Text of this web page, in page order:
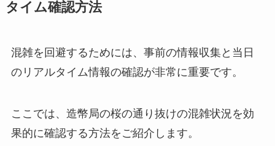
タイム確認方法
混雑を回避するためには、事前の情報収集と当日
のリアルタイム情報の確認が非常に重要です。
ここでは、造幣局の桜の通り抜けの混雑状況を効
果的に確認する方法をご紹介します。